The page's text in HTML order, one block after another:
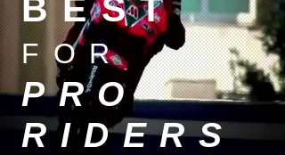
BEST
FOR
PRO
RIDERS